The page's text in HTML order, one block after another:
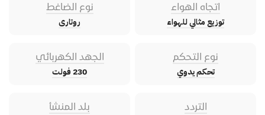
اتجاه الهواء
توزيع مثالي للهواء
نوع الضاغط
روتارى
نوع التحكم
تحكم يدوي
الجهد الكهربائي
230 فولت
التردد بلد المنشأ